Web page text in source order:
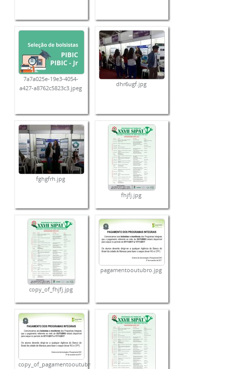
7a7a025e-19e3-4054-
a427-a8762c5823c3.jpeg
dhr6ugf.jpg
fghgfrh.jpg
fhjfj.jpg
copy_of_fhjfj.jpg
pagamentooutubro.jpg
copy_of_pagamentooutubro.jpg